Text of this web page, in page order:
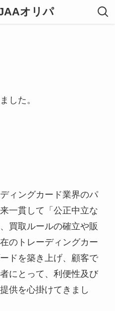
オリパ
した。
ィングカード業界のパ
一貫して「公正中立な
買取ルールの確立や販
のトレーディングカー
ドを築き上げ、顧客で
にとって、利便性及び
供を心掛けてきまし